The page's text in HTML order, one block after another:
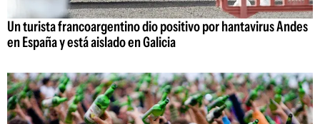
Un turista francoargentino dio positivo por hantavirus Andes
en España y está aislado en Galicia